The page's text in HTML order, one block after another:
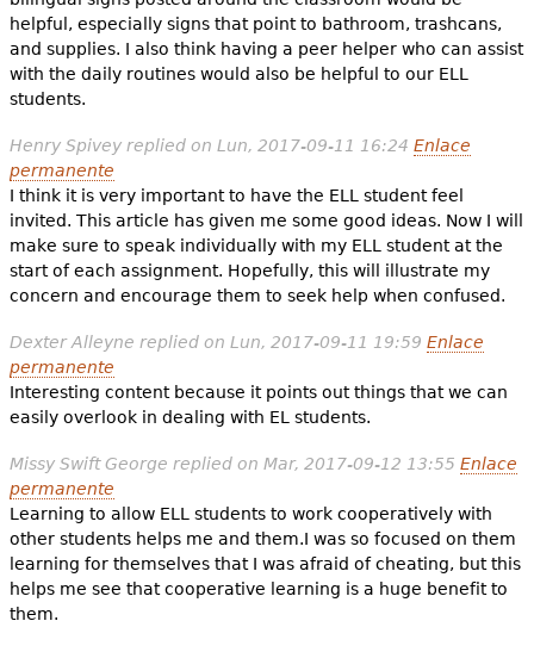
helpful, especially signs that point to bathroom, trashcans,
and supplies. I also think having a peer helper who can assist
with the daily routines would also be helpful to our ELL
students.
Henry Spiveyreplied on Lun, 2017-09-11 16:24 Enlace
permanente
I think it is very important to have the ELL student feel
invited. This article has given me some good ideas. Now I will
make sure to speak individually with my ELL student at the
start of each assignment. Hopefully, this will illustrate my
concern and encourage them to seek help when confused.
Dexter Alleyne replied on Lun, 2017-09-11 19:59 Enlace
permanente
Interesting content because it points out things that we can
easily overlook in dealing with EL students.
Missy Swift George replied on Mar, 2017-09-12 13:55 Enlace
permanente
Learning to allow ELL students to work cooperatively with
other students helps me and them.I was so focused on them
learning for themselves that I was afraid of cheating, but this
helps me see that cooperative learning is a huge benefit to
them.